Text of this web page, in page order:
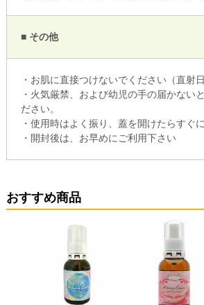
■ その他
・お肌に直接つけないでください（直射
・火気厳禁、および幼児の手の届かない
ださい。
・使用時はよく振り、蓋を開けたらすぐ
・開封後は、お早めにご利用下さい
おすすめ商品